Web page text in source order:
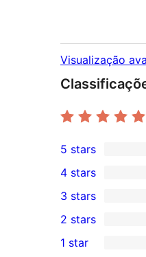
Visualização
1
5-
star
review
5 stars
4-
star
reviews
4 stars
0
3-
star
3 stars
2-
2 stars
1 star